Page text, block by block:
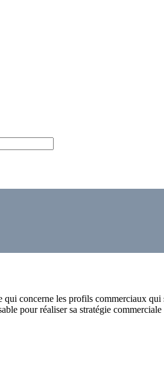
concerne les profils commerciaux
pour réaliser sa stratégie